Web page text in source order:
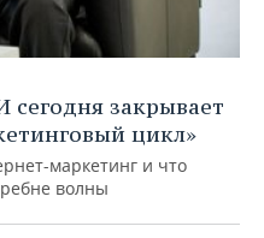
закрывает
цикл»
маркетинг и что
волны